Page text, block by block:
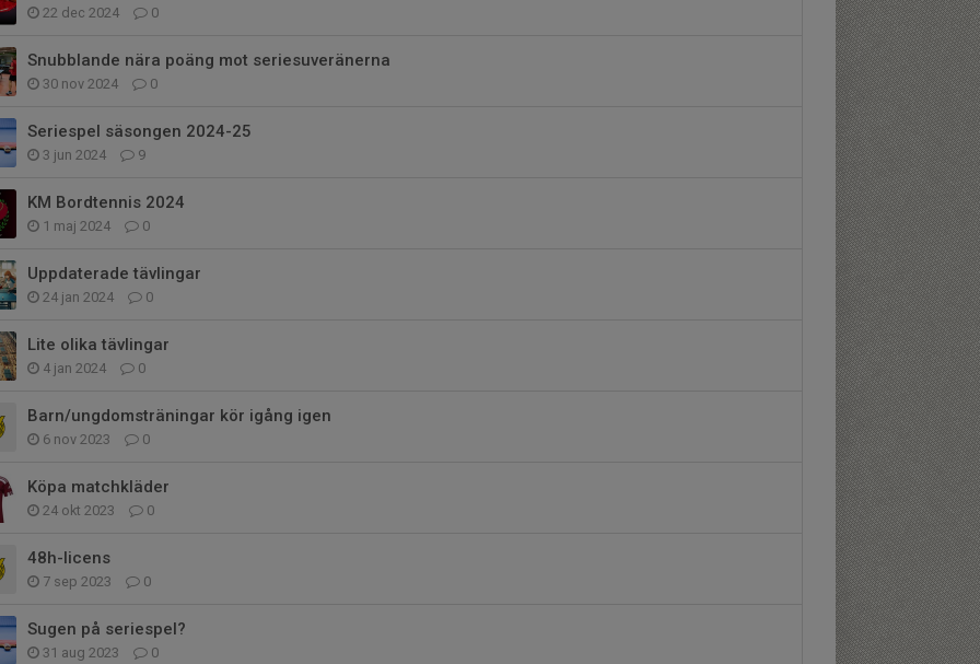
22 dec 2024 0
Snubblande nära poäng mot seriesuveränerna
30 nov 2024 0
Seriespel säsongen 2024-25
3 jun 2024 9
KM Bordtennis 2024
1 maj 2024 0
Uppdaterade tävlingar
24 jan 2024 0
Lite olika tävlingar
4 jan 2024 0
Barn/ungdomsträningar kör igång igen
6 nov 2023 0
Köpa matchkläder
24 okt 2023 0
48h-licens
7 sep 2023 0
Sugen på seriespel?
31 aug 2023 0